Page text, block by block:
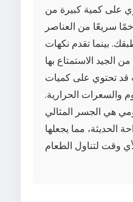
على كمية كبيرة من
سريعًا من العناصر
بينما تقدم نكهات
الجيد الاستمتاع بها
تحتوي على كميات
والسعرات الحرارية.
هي الجسر المثالي
الحديثة، مما يجعلها